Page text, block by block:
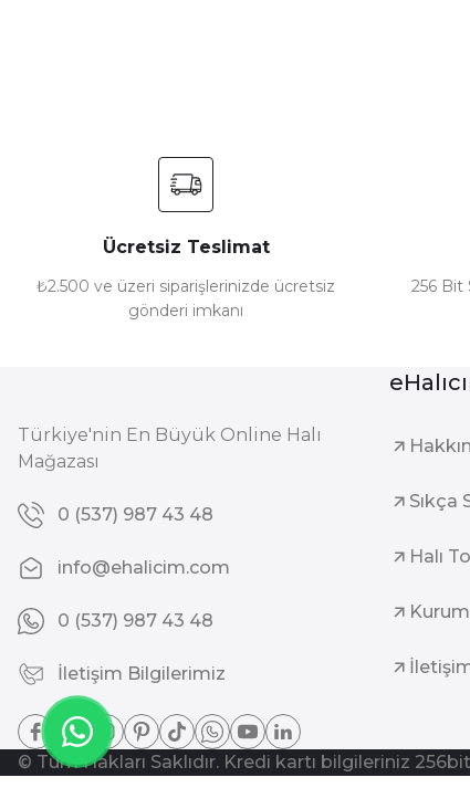
Bu ürüne benzer farklı alternatifler olmalı.
Ücretsiz Teslimat
₺2.500 ve üzeri siparişlerinizde ücretsiz
gönderi imkanı
256 Bit
Türkiye'nin En Büyük Online Halı
Mağazası
0 (537) 987 43 48
info@ehalicim.com
0 (537) 987 43 48
İletişim Bilgilerimiz
Sıkça
Halı
© Tüm Hakları Saklıdır. Kredi kartı bilgileriniz